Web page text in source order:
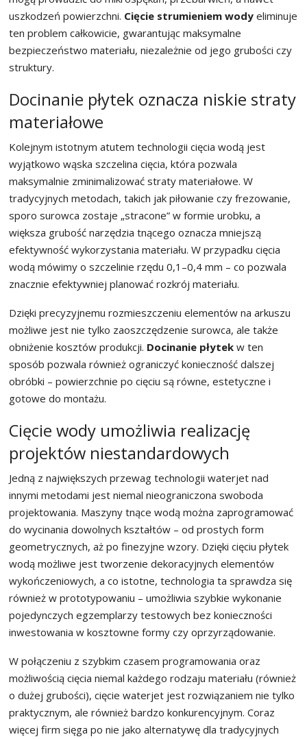
uszkodzeń powierzchni. Cięcie strumieniem wody eliminuje
ten problem całkowicie, gwarantując maksymalne
bezpieczeństwo materiału, niezależnie od jego grubości czy
struktury.
Docinanie płytek oznacza niskie straty
materiałowe
Kolejnym istotnym atutem technologii cięcia wodą jest
wyjątkowo wąska szczelina cięcia, która pozwala
maksymalnie zminimalizować straty materiałowe. W
tradycyjnych metodach, takich jak piłowanie czy frezowanie,
sporo surowca zostaje „stracone” w formie urobku, a
większa grubość narzędzia tnącego oznacza mniejszą
efektywność wykorzystania materiału. W przypadku cięcia
wodą mówimy o szczelinie rzędu 0,1–0,4 mm – co pozwala
znacznie efektywniej planować rozkrój materiału.
Dzięki precyzyjnemu rozmieszczeniu elementów na arkuszu
możliwe jest nie tylko zaoszczędzenie surowca, ale także
obniżenie kosztów produkcji. Docinanie płytek w ten
sposób pozwala również ograniczyć konieczność dalszej
obróbki – powierzchnie po cięciu są równe, estetyczne i
gotowe do montażu.
Cięcie wody umożliwia realizację
projektów niestandardowych
Jedną z największych przewag technologii waterjet nad
innymi metodami jest niemal nieograniczona swoboda
projektowania. Maszyny tnące wodą można zaprogramować
do wycinania dowolnych kształtów – od prostych form
geometrycznych, aż po finezyjne wzory. Dzięki cięciu płytek
wodą możliwe jest tworzenie dekoracyjnych elementów
wykończeniowych, a co istotne, technologia ta sprawdza się
również w prototypowaniu – umożliwia szybkie wykonanie
pojedynczych egzemplarzy testowych bez konieczności
inwestowania w kosztowne formy czy oprzyrządowanie.
W połączeniu z szybkim czasem programowania oraz
możliwością cięcia niemal każdego rodzaju materiału (również
o dużej grubości), cięcie waterjet jest rozwiązaniem nie tylko
praktycznym, ale również bardzo konkurencyjnym. Coraz
więcej firm sięga po nie jako alternatywę dla tradycyjnych